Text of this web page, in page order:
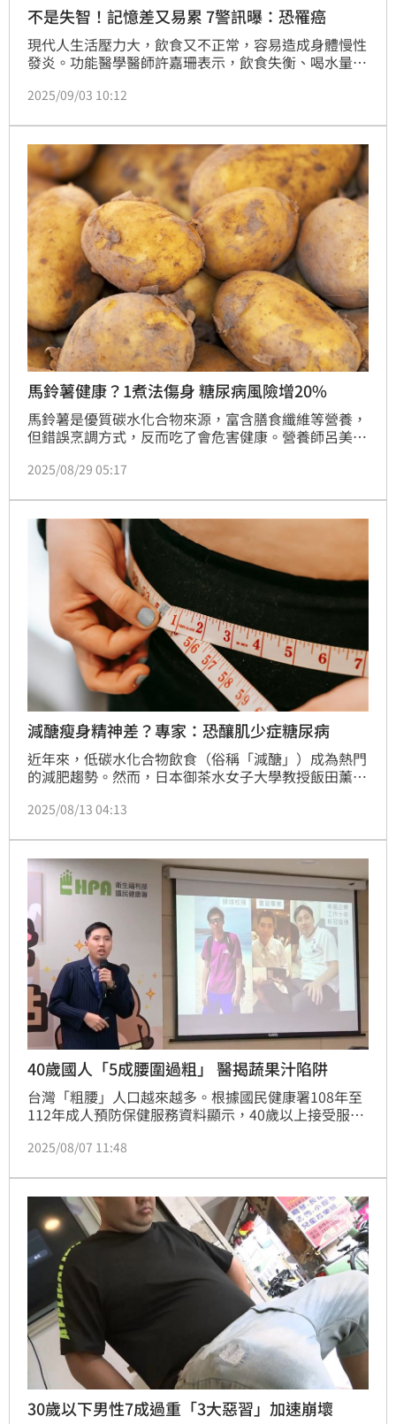
不是失智！記憶差又易累 7警訊曝：恐罹癌
現代人生活壓力大，飲食又不正常，容易造成身體慢性
發炎。功能醫學醫師許嘉珊表示，飲食失衡、喝水量不
顯症狀，只是覺得疲累、記憶差，但長期下來，可能導
2025/09/03 10:12
馬鈴薯健康？1煮法傷身 糖尿病風險增20%
馬鈴薯是優質碳水化合物來源，富含膳食纖維等營養，
但錯誤烹調方式，反而吃了會危害健康。營養師呂美寶
險增加20%，若想吃馬鈴薯，建議選擇烤或蒸煮，升糖
2025/08/29 05:17
減醣瘦身精神差？專家：恐釀肌少症糖尿病
近年來，低碳水化合物飲食（俗稱「減醣」）成為熱門
的減肥趨勢。然而，日本御茶水女子大學教授飯田薰子
足，引發疲憊感和注意力不集中，嚴重者甚至會導致肌
2025/08/13 04:13
40歲國人「5成腰圍過粗」 醫揭蔬果汁陷阱
台灣「粗腰」人口越來越多。根據國民健康署108年至
112年成人預防保健服務資料顯示，40歲以上接受服務
更有近5成腰圍過粗，腹部肥胖情形普遍，不容忽視。
2025/08/07 11:48
30歲以下男性7成過重「3大惡習」加速崩壞